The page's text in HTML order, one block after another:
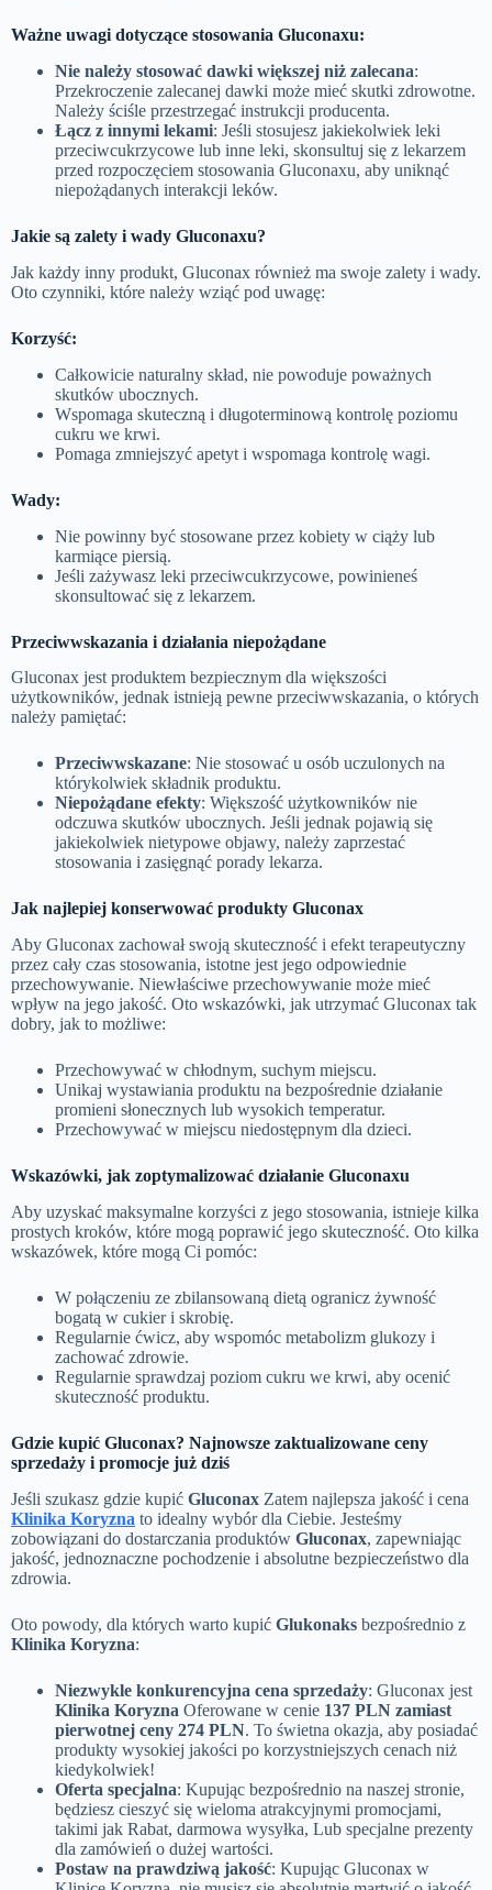
Ważne uwagi dotyczące stosowania Gluconaxu:
Nie należy stosować dawki większej niż zalecana:
Przekroczenie zalecanej dawki może mieć skutki zdrowotne.
Należy ściśle przestrzegać instrukcji producenta.
Łącz z innymi lekami: Jeśli stosujesz jakiekolwiek leki
przeciwcukrzycowe lub inne leki, skonsultuj się z lekarzem
przed rozpoczęciem stosowania Gluconaxu, aby uniknąć
niepożądanych interakcji leków.
Jakie są zalety i wady Gluconaxu?
Jak każdy inny produkt, Gluconax również ma swoje zalety i wady.
Oto czynniki, które należy wziąć pod uwagę:
Korzyść:
Całkowicie naturalny skład, nie powoduje poważnych
skutków ubocznych.
Wspomaga skuteczną i długoterminową kontrolę poziomu
cukru we krwi.
Pomaga zmniejszyć apetyt i wspomaga kontrolę wagi.
Wady:
Nie powinny być stosowane przez kobiety w ciąży lub
karmiące piersią.
Jeśli zażywasz leki przeciwcukrzycowe, powinieneś
skonsultować się z lekarzem.
Przeciwwskazania i działania niepożądane
Gluconax jest produktem bezpiecznym dla większości
użytkowników, jednak istnieją pewne przeciwwskazania, o których
należy pamiętać:
Przeciwwskazane: Nie stosować u osób uczulonych na
którykolwiek składnik produktu.
Niepożądane efekty: Większość użytkowników nie
odczuwa skutków ubocznych. Jeśli jednak pojawią się
jakiekolwiek nietypowe objawy, należy zaprzestać
stosowania i zasięgnąć porady lekarza.
Jak najlepiej konserwować produkty Gluconax
Aby Gluconax zachował swoją skuteczność i efekt terapeutyczny
przez cały czas stosowania, istotne jest jego odpowiednie
przechowywanie. Niewłaściwe przechowywanie może mieć
wpływ na jego jakość. Oto wskazówki, jak utrzymać Gluconax tak
dobry, jak to możliwe:
Przechowywać w chłodnym, suchym miejscu.
Unikaj wystawiania produktu na bezpośrednie działanie
promieni słonecznych lub wysokich temperatur.
Przechowywać w miejscu niedostępnym dla dzieci.
Wskazówki, jak zoptymalizować działanie Gluconaxu
Aby uzyskać maksymalne korzyści z jego stosowania, istnieje kilka
prostych kroków, które mogą poprawić jego skuteczność. Oto kilka
wskazówek, które mogą Ci pomóc:
W połączeniu ze zbilansowaną dietą ogranicz żywność
bogatą w cukier i skrobię.
Regularnie ćwicz, aby wspomóc metabolizm glukozy i
zachować zdrowie.
Regularnie sprawdzaj poziom cukru we krwi, aby ocenić
skuteczność produktu.
Gdzie kupić Gluconax? Najnowsze zaktualizowane ceny
sprzedaży i promocje już dziś
Jeśli szukasz gdzie kupić Gluconax Zatem najlepsza jakość i cena
Klinika Koryzna to idealny wybór dla Ciebie. Jesteśmy
zobowiązani do dostarczania produktów Gluconax, zapewniając
jakość, jednoznaczne pochodzenie i absolutne bezpieczeństwo dla
zdrowia.
Oto powody, dla których warto kupić Glukonaks bezpośrednio z
Klinika Koryzna:
Niezwykle konkurencyjna cena sprzedaży: Gluconax jest
Klinika Koryzna Oferowane w cenie 137 PLN zamiast
pierwotnej ceny 274 PLN. To świetna okazja, aby posiadać
produkty wysokiej jakości po korzystniejszych cenach niż
kiedykolwiek!
Oferta specjalna: Kupując bezpośrednio na naszej stronie,
będziesz cieszyć się wieloma atrakcyjnymi promocjami,
takimi jak Rabat, darmowa wysyłka, Lub specjalne prezenty
dla zamówień o dużej wartości.
Postaw na prawdziwą jakość: Kupując Gluconax w